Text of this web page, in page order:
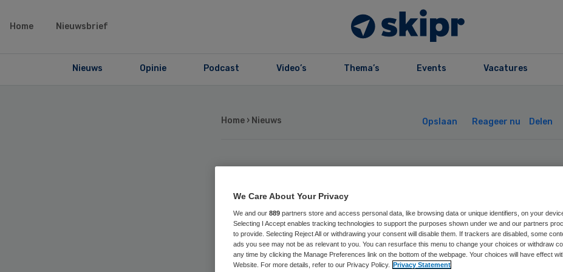
Home Nieuwsbrief
Nieuws Opinie Podcast Video’s Thema’s Events Vacatures
Home › Nieuws Opslaan Reageer nu Delen
Grote belangstelling
voor SDB
Zorgmarathon
We Care About Your Privacy
We and our 889 partners store and access personal data, like browsing data or unique identifiers, on your
Selecting I Accept enables tracking technologies to support the purposes shown under we and our partners
to provide. Selecting Reject All or withdrawing your consent will disable them. If trackers are disabled, some
ads you see may not be as relevant to you. You can resurface this menu to change your choices or withdraw
any time by clicking the Manage Preferences link on the bottom of the webpage. Your choices will have effect
Website. For more details, refer to our Privacy Policy. Privacy Statement